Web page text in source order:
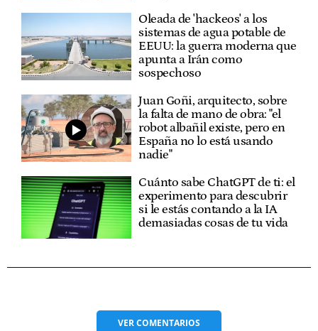
Oleada de 'hackeos' a los
sistemas de agua potable de
EEUU: la guerra moderna que
apunta a Irán como
sospechoso
Juan Goñi, arquitecto, sobre
la falta de mano de obra: "el
robot albañil existe, pero en
España no lo está usando
nadie"
Cuánto sabe ChatGPT de ti: el
experimento para descubrir
si le estás contando a la IA
demasiadas cosas de tu vida
VERCOMENTARIOS